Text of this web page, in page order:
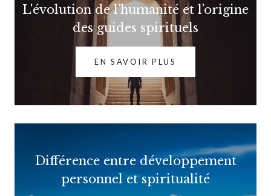
L'évolution de l’humanité et l’origine
des guides spirituels
EN SAVOIR PLUS
Différence entre développement
personnel et spiritualité